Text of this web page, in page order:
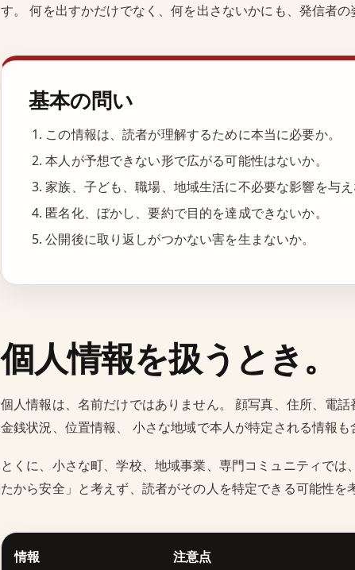
す。 何を出すかだけでなく、何を出さないかにも、発信者の
基本の問い
この情報は、読者が理解するために本当に必要か。
本人が予想できない形で広がる可能性はないか。
家族、子ども、職場、地域生活に不必要な影響を与え
匿名化、ぼかし、要約で目的を達成できないか。
公開後に取り返しがつかない害を生まないか。
個人情報を扱うとき。
個人情報は、名前だけではありません。 顔写真、住所、電
金銭状況、位置情報、 小さな地域で本人が特定される情報も
とくに、小さな町、学校、地域事業、専門コミュニティで
たから安全」と考えず、読者がその人を特定できる可能性を
情報 注意点